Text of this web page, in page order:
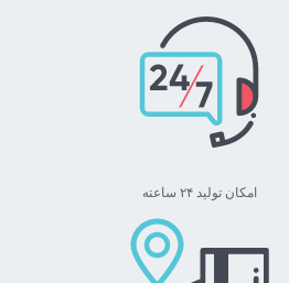
امکان تولید ۲۴ ساعته